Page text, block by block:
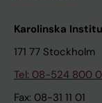
Karolinska
171 77 Stockholm
Tel: 08-524 800
Fax: 08-31 11 01